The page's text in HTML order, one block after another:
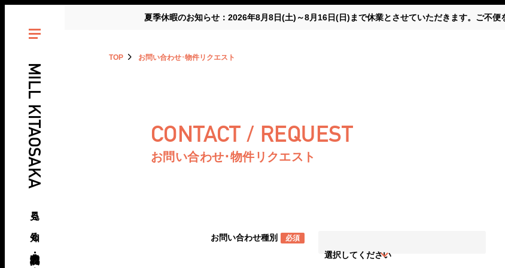
夏季休暇のお知らせ：2026年8月8日(土)～8月16日(日)まで休業とさせていただきます。ご不便
MILL KITAOSAKA
見る、知る、北大阪・北摂の倉庫･工場
TOP お問い合わせ･物件リクエスト
CONTACT / REQUEST
お問い合わせ･物件リクエスト
お問い合わせ種別 必須
選択してください